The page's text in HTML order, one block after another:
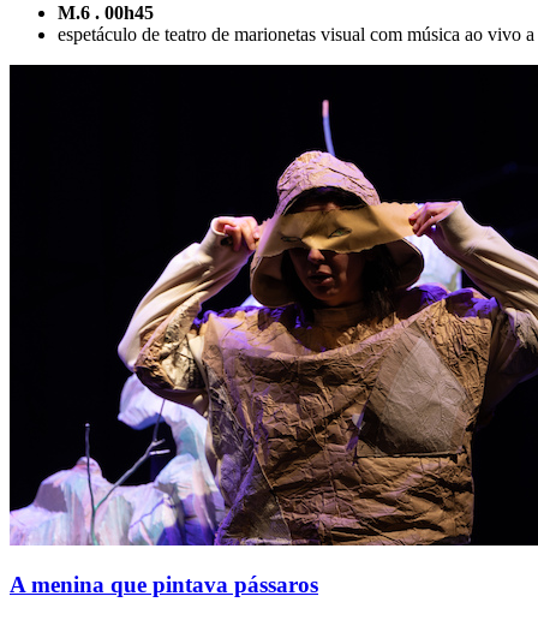
M.6 . 00h45
espetáculo de teatro de marionetas visual com música ao vivo
A menina que pintava pássaros